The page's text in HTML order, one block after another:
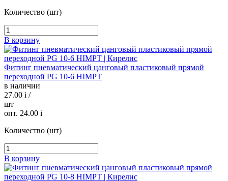
Количество (шт)
В корзину
Фитинг пневматический цанговый пластиковый прямой
переходной PG 10-6 HIMPT
в наличии
27.00 i /
шт
опт. 24.00 i
Количество (шт)
В корзину